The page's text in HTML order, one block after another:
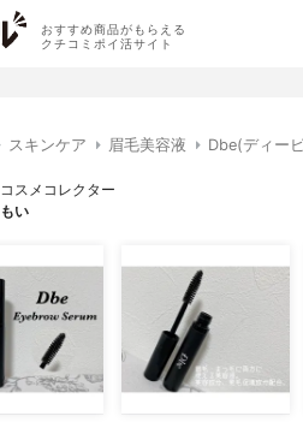
おすすめ商品がもらえる
クチコミポイ活サイト
スキンケア 眉毛美容液 Dbe(ディー
コスメコレクター
もい